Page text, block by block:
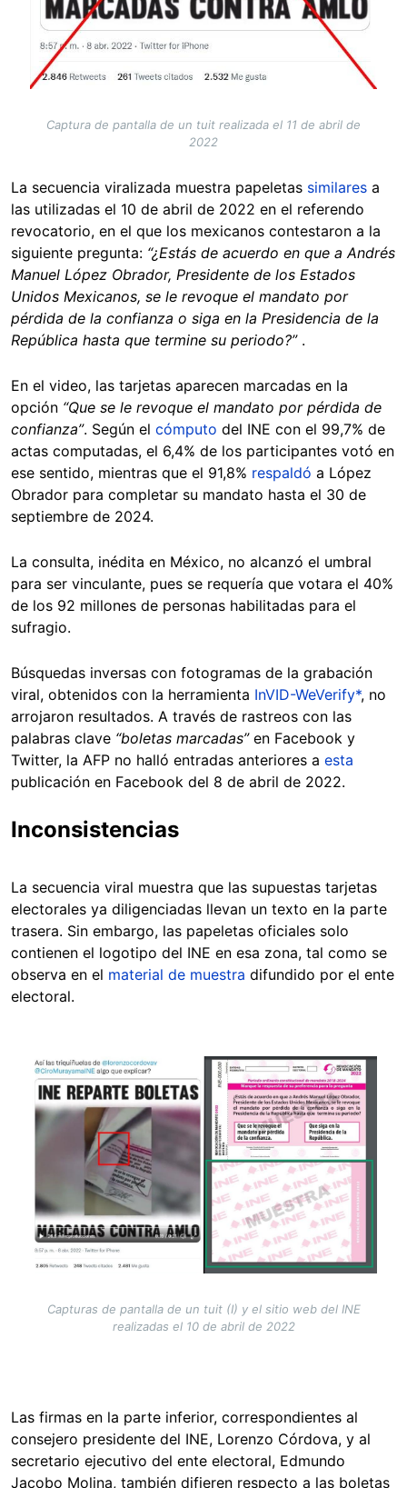
Captura de pantalla de un tuit realizada el 11 de abril de
2022
La secuencia viralizada muestra papeletas similares a
las utilizadas el 10 de abril de 2022 en el referendo
revocatorio, en el que los mexicanos contestaron a la
siguiente pregunta: “¿Estás de acuerdo en que a Andrés
Manuel López Obrador, Presidente de los Estados
Unidos Mexicanos, se le revoque el mandato por
pérdida de la confianza o siga en la Presidencia de la
República hasta que termine su periodo?”.
En el video, las tarjetas aparecen marcadas en la
opción “Que se le revoque el mandato por pérdida de
confianza”. Según el cómputo del INE con el 99,7% de
actas computadas, el 6,4% de los participantes votó en
ese sentido, mientras que el 91,8% respaldó a López
Obrador para completar su mandato hasta el 30 de
septiembre de 2024.
La consulta, inédita en México, no alcanzó el umbral
para ser vinculante, pues se requería que votara el 40%
de los 92 millones de personas habilitadas para el
sufragio.
Búsquedas inversas con fotogramas de la grabación
viral, obtenidos con la herramienta InVID-WeVerify*, no
arrojaron resultados. A través de rastreos con las
palabras clave “boletas marcadas”en Facebook y
Twitter, la AFP no halló entradas anteriores a esta
publicación en Facebook del 8 de abril de 2022.
Inconsistencias
La secuencia viral muestra que las supuestas tarjetas
electorales ya diligenciadas llevan un texto en la parte
trasera. Sin embargo, las papeletas oficiales solo
contienen el logotipo del INE en esa zona, tal como se
observa en el material de muestra difundido por el ente
electoral.
Image
Capturas de pantalla de un tuit (I) y el sitio web del INE
realizadas el 10 de abril de 2022
Las firmas en la parte inferior, correspondientes al
consejero presidente del INE, Lorenzo Córdova, y al
secretario ejecutivo del ente electoral, Edmundo
Jacobo Molina, también difieren respecto a las boletas